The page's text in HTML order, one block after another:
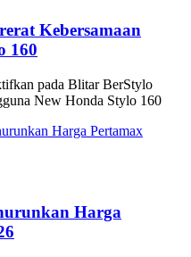
Kebersamaan
160
pada Blitar BerStylo
New Honda Stylo 160
Harga